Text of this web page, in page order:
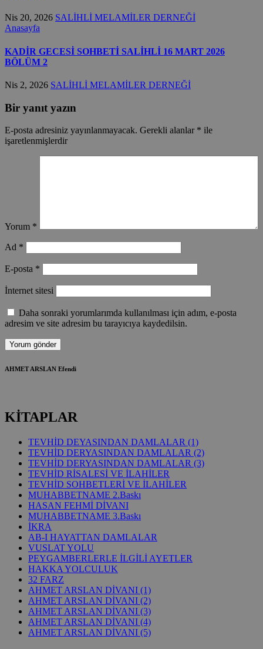
Nis 20, 2026 SALİHLİ MELAMİLER DERNEĞİ
Anasayfa
KADİR GECESİ SOHBETİ SALİHLİ 16 MART 2026
BÖLÜM 2
Nis 2, 2026 SALİHLİ MELAMİLER DERNEĞİ
Bir yanıt yazın
E-posta adresiniz yayınlanmayacak. Gerekli alanlar * ile
işaretlenmişlerdir
Yorum *
Ad *
E-posta *
İnternet sitesi
Daha sonraki yorumlarımda kullanılması için adım, e-posta
adresim ve site adresim bu tarayıcıya kaydedilsin.
AHMET ARSLAN Efendi
KİTAPLAR
TEVHİD DEYASINDAN DAMLALAR (1)
TEVHİD DERYASINDAN DAMLALAR (2)
TEVHİD DERYASINDAN DAMLALAR (3)
TEVHİD RİSALESİ VE İLAHİLER
TEVHİD SOHBETLERİ VE İLAHİLER
MUHABBETNAME 2.Baskı
HASAN FEHMİ DİVANI
MUHABBETNAME 3.Baskı
İKRA
AB-I HAYATTAN DAMLALAR
VUSLAT YOLU
PEYGAMBERLERLE İLGİLİ AYETLER
HAKKA YOLCULUK
32 FARZ
AHMET ARSLAN DİVANI (1)
AHMET ARSLAN DİVANI (2)
AHMET ARSLAN DİVANI (3)
AHMET ARSLAN DİVANI (4)
AHMET ARSLAN DİVANI (5)